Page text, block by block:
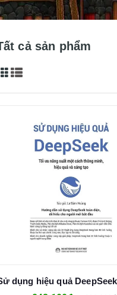
cả sản phẩm